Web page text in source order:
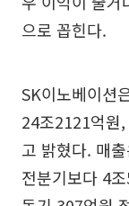
으로 꼽힌다.
SK이노베이션
24조2121억원
고 밝혔다. 매
전분기보다 4